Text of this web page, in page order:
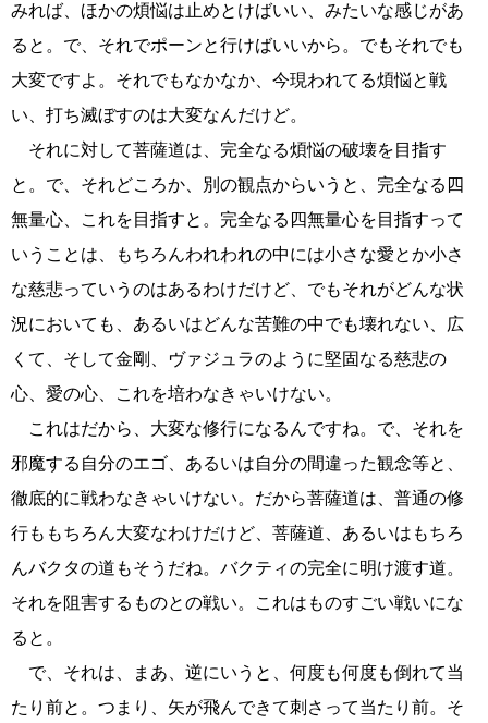
みれば、ほかの煩悩は止めとけばいい、みたいな感じがあ
ると。で、それでポーンと行けばいいから。でもそれでも
大変ですよ。それでもなかなか、今現われてる煩悩と戦
い、打ち滅ぼすのは大変なんだけど。
それに対して菩薩道は、完全なる煩悩の破壊を目指す
と。で、それどころか、別の観点からいうと、完全なる四
無量心、これを目指すと。完全なる四無量心を目指すって
いうことは、もちろんわれわれの中には小さな愛とか小さ
な慈悲っていうのはあるわけだけど、でもそれがどんな状
況においても、あるいはどんな苦難の中でも壊れない、広
くて、そして金剛、ヴァジュラのように堅固なる慈悲の
心、愛の心、これを培わなきゃいけない。
これはだから、大変な修行になるんですね。で、それを
邪魔する自分のエゴ、あるいは自分の間違った観念等と、
徹底的に戦わなきゃいけない。だから菩薩道は、普通の修
行ももちろん大変なわけだけど、菩薩道、あるいはもちろ
んバクタの道もそうだね。バクティの完全に明け渡す道。
それを阻害するものとの戦い。これはものすごい戦いにな
ると。
で、それは、まあ、逆にいうと、何度も何度も倒れて当
たり前と。つまり、矢が飛んできて刺さって当たり前。そ